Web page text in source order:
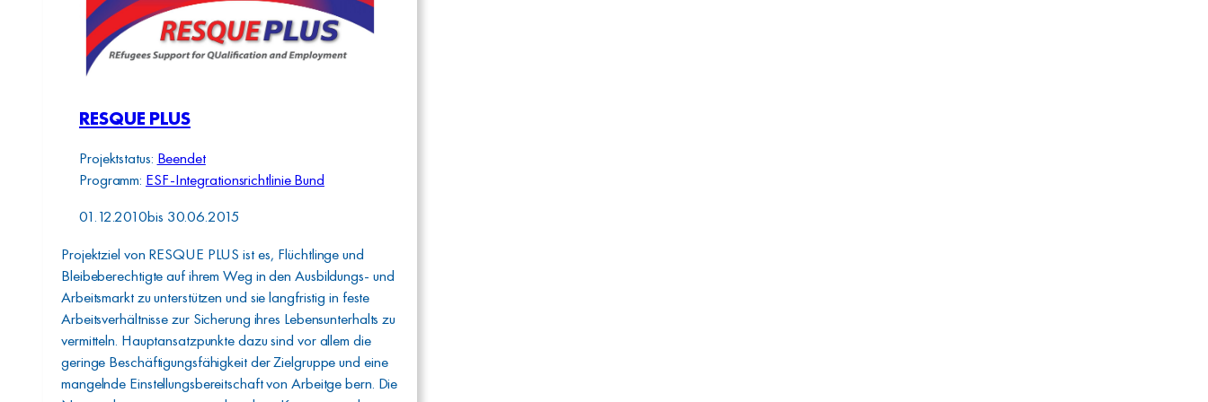
RESQUE PLUS
Projektstatus: Beendet
Programm: ESF-Integrationsrichtlinie Bund
01.12.2010bis 30.06.2015
Projektziel von RESQUE PLUS ist es, Flüchtlinge und
Bleibeberechtigte auf ihrem Weg in den Ausbildungs- und
Arbeitsmarkt zu unterstützen und sie langfristig in feste
Arbeitsverhältnisse zur Sicherung ihres Lebensunterhalts zu
vermitteln. Hauptansatzpunkte dazu sind vor allem die
geringe Beschäftigungsfähigkeit der Zielgruppe und eine
mangelnde Einstellungsbereitschaft von Arbeitge bern. Die